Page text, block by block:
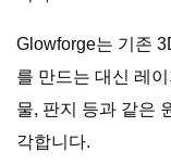
Glowforge는 기존
를 만드는 대신 레
물, 판지 등과 같은
각합니다.